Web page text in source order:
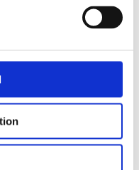
och
och små